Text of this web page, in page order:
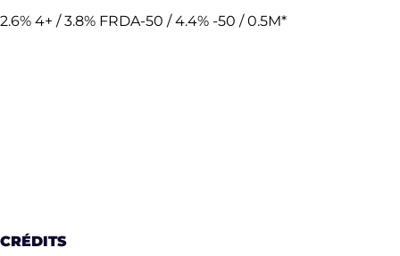
2.6% 4+ / 3.8% FRDA-50 / 4.4% -50 / 0.5M*
CRÉDITS